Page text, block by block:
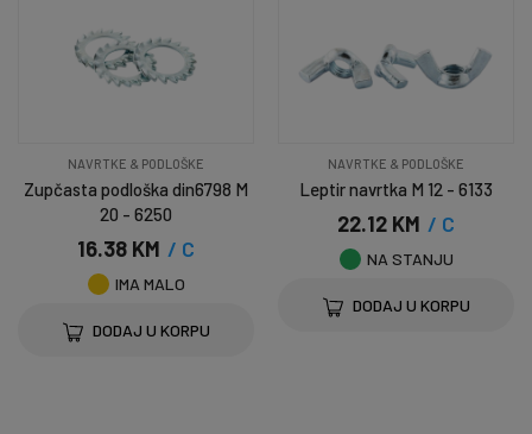
NAVRTKE & PODLOŠKE
Zupčasta podloška din6798 M
20 - 6250
16.38 KM / C
IMA MALO
DODAJ U KORPU
NAVRTKE & PODLOŠKE
Leptir navrtka M 12 - 6133
22.12 KM / C
NA STANJU
DODAJ U KORPU